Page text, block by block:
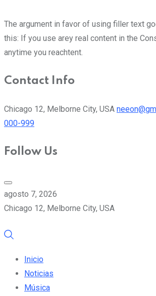
The argument in favor of using filler text
this: If you use arey real content in the
anytime you reachtent.
Contact Info
Chicago 12, Melborne City, USA
000-999
Follow Us
agosto 7, 2026
Chicago 12, Melborne City, USA
Inicio
Noticias
Música